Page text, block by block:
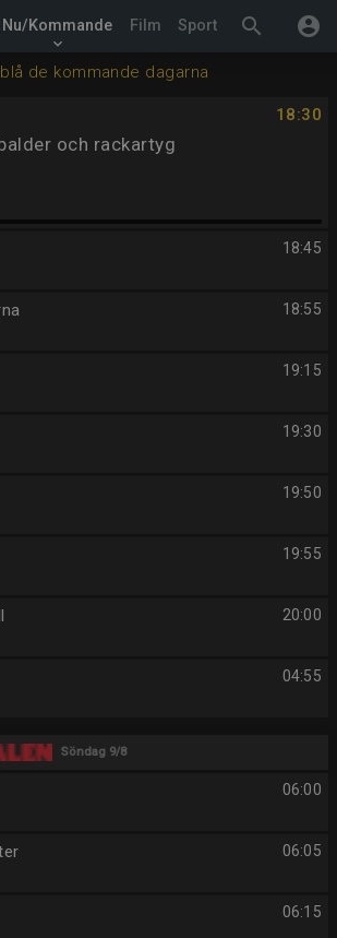
search account_circle
Nu/Kommande
keyboard_arrow_down
Film Sport
de kommande dagarna
18:30
och rackartyg
18:45
18:55
19:15
19:30
19:50
19:55
20:00
04:55
Söndag 9/8
06:00
06:05
06:15